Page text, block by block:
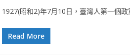
1927(昭和2)年7月10日，臺灣人第一個
Read More